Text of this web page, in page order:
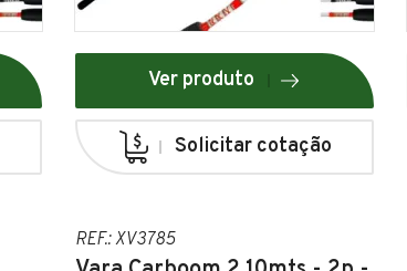
Ver produto
Solicitar cotação
REF.: XV3785